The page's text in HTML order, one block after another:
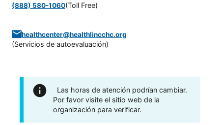
(888) 580-1060(Toll Free)
healthcenter@healthlincchc.org
(Servicios de autoevaluación)
Las horas de atención podrían cambiar.
Por favor visite el sitio web de la
organización para verificar.